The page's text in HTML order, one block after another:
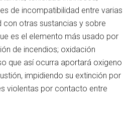
de incompatibilidad entre varias
con otras sustancias y sobre
es el elemento más usado por
de incendios; oxidación
que así ocurra aportará oxigeno
impidiendo su extinción por
violentas por contacto entre